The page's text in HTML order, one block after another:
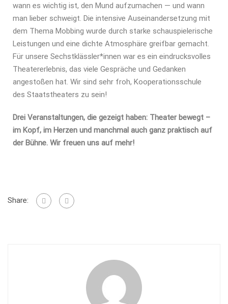
wann es wichtig ist, den Mund aufzumachen — und wann
man lieber schweigt. Die intensive Auseinandersetzung mit
dem Thema Mobbing wurde durch starke schauspielerische
Leistungen und eine dichte Atmosphäre greifbar gemacht.
Für unsere Sechstklässler*innen war es ein eindrucksvolles
Theatererlebnis, das viele Gespräche und Gedanken
angestoßen hat. Wir sind sehr froh, Kooperationsschule
des Staatstheaters zu sein!
Drei Veranstaltungen, die gezeigt haben: Theater bewegt –
im Kopf, im Herzen und manchmal auch ganz praktisch auf
der Bühne. Wir freuen uns auf mehr!
Share: